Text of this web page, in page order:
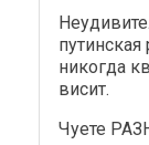
никогда
висит.
Чуете